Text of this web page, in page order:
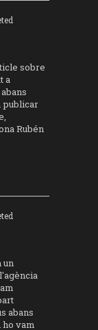
sobre
a
publicar
Rubén
un
abans
ho vam